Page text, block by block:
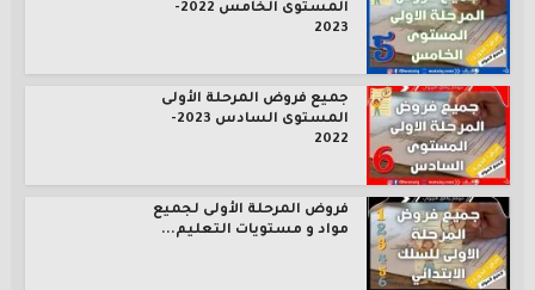
المستوى الخامس 2022-
2023
جميع فروض المرحلة الأولى
المستوى السادس 2023-
2022
فروض المرحلة الأولى لجميع
مواد و مستويات التعليم...